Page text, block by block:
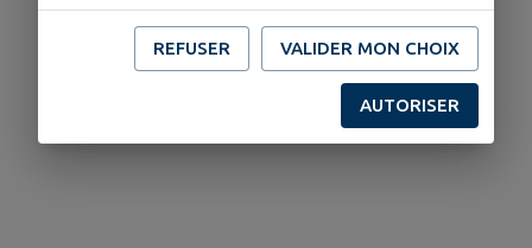
REFUSER VALIDER MON CHOIX
AUTORISER